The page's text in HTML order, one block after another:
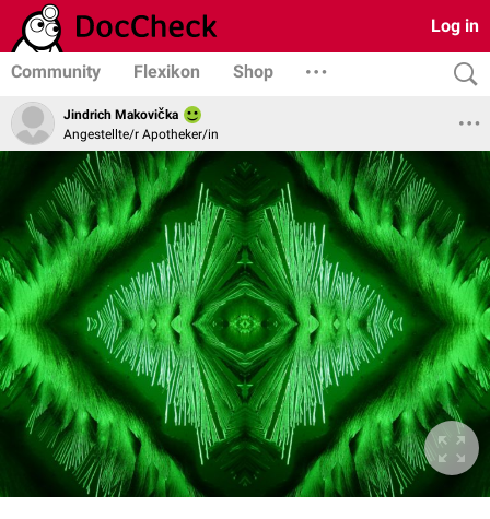
Log in
Community Flexikon Shop
Jindrich Makovička
Angestellte/r Apotheker/in